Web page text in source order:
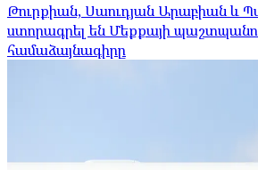
Թուրքիան, Սաուդյան Արաբիան և
ստորագրել են Մեքքայի
համաձայնագիրը